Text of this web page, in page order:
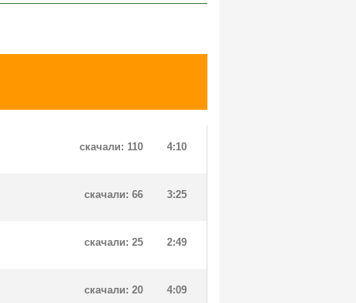
4:10
скачали: 110
3:25
скачали: 66
2:49
скачали: 25
4:09
скачали: 20